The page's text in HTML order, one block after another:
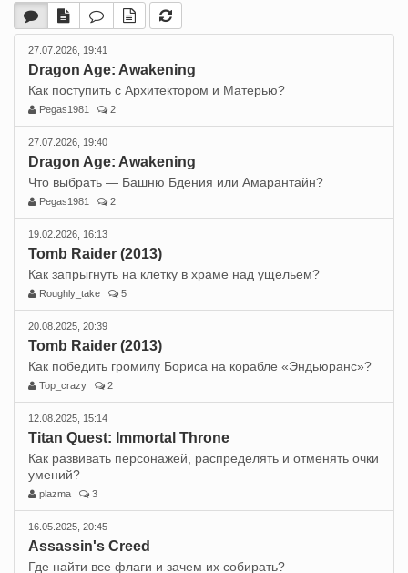
27.07.2026, 19:41
Dragon Age: Awakening
Как поступить с Архитектором и Матерью?
Pegas1981 2
27.07.2026, 19:40
Dragon Age: Awakening
Что выбрать — Башню Бдения или Амарантайн?
Pegas1981 2
19.02.2026, 16:13
Tomb Raider (2013)
Как запрыгнуть на клетку в храме над ущельем?
Roughly_take 5
20.08.2025, 20:39
Tomb Raider (2013)
Как победить громилу Бориса на корабле «Эндьюранс»?
Top_crazy 2
12.08.2025, 15:14
Titan Quest: Immortal Throne
Как развивать персонажей, распределять и отменять очки
умений?
plazma 3
16.05.2025, 20:45
Assassin's Creed
Где найти все флаги и зачем их собирать?